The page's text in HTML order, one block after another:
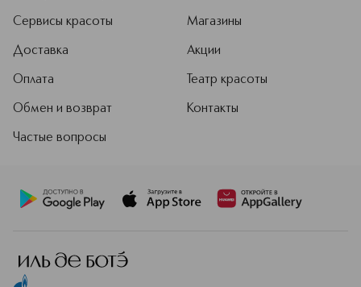
Сервисы красоты
Доставка
Оплата
Обмен и возврат
Частые вопросы
Магазины
Акции
Театр красоты
Контакты